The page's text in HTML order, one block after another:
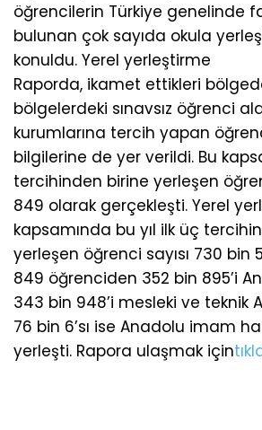
öğrencilerin Türkiye genelinde
bulunan çok sayıda okula
konuldu. Yerel yerleştirme
Raporda, ikamet ettikleri
bölgelerdeki sınavsız öğrenci
kurumlarına tercih yapan
bilgilerine de yer verildi. Bu
tercihinden birine yerleşen
849 olarak gerçekleşti. Yerel
kapsamında bu yıl ilk üç
yerleşen öğrenci sayısı 730 bin
849 öğrenciden 352 bin 895’i
343 bin 948’i mesleki ve teknik
76 bin 6’sı ise Anadolu imam
yerleşti. Rapora ulaşmak için